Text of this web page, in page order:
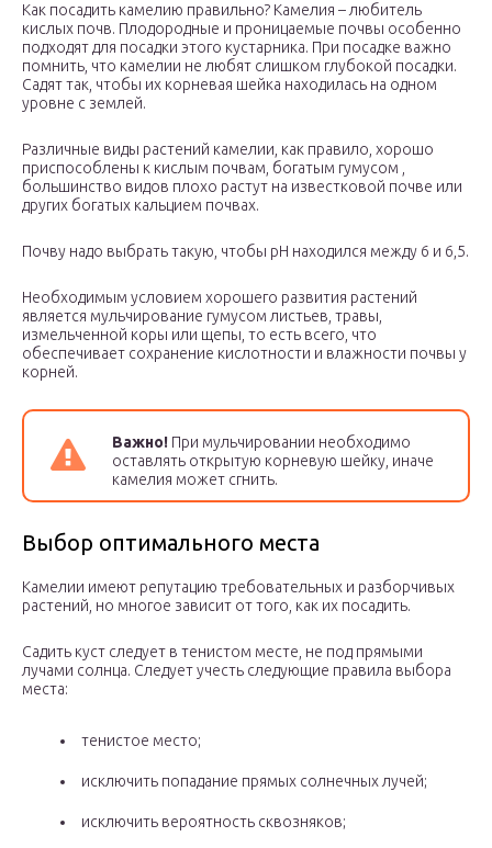
Как посадить камелию правильно? Камелия – любитель
кислых почв. Плодородные и проницаемые почвы особенно
подходят для посадки этого кустарника. При посадке важно
помнить, что камелии не любят слишком глубокой посадки.
Садят так, чтобы их корневая шейка находилась на одном
уровне с землей.
Различные виды растений камелии, как правило, хорошо
приспособлены к кислым почвам, богатым гумусом ,
большинство видов плохо растут на известковой почве или
других богатых кальцием почвах.
Почву надо выбрать такую, чтобы рН находился между 6 и 6,5.
Необходимым условием хорошего развития растений
является мульчирование гумусом листьев, травы,
измельченной коры или щепы, то есть всего, что
обеспечивает сохранение кислотности и влажности почвы у
корней.
Важно! При мульчировании необходимо
оставлять открытую корневую шейку, иначе
камелия может сгнить.
Выбор оптимального места
Камелии имеют репутацию требовательных и разборчивых
растений, но многое зависит от того, как их посадить.
Садить куст следует в тенистом месте, не под прямыми
лучами солнца. Следует учесть следующие правила выбора
места:
тенистое место;
исключить попадание прямых солнечных лучей;
исключить вероятность сквозняков;